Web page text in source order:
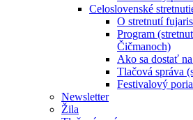
Celoslovenské
O stretnutí
Program
Čičmanoch)
Ako sa dostať
Tlačová správa
Festivalový
Newsletter
Žila